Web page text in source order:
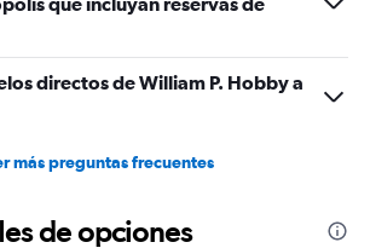
directos de William P. Hobby a
más preguntas frecuentes
de opciones